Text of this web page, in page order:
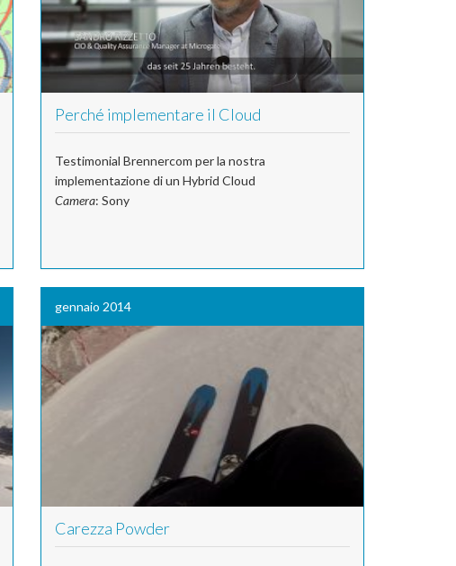
Perché implementare il Cloud
Testimonial Brennercom per la nostra
implementazione di un Hybrid Cloud
Camera: Sony
gennaio 2014
Carezza Powder